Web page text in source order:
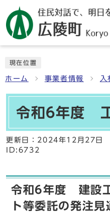
現在位置
ホーム 事業者情報 入
令和6年度
更新日： 2024年12月27日
ID:6732
令和6年度 建設
ト等委託の発注見